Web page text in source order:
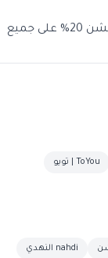
كوبون خصم نينجا كيتشن 20% على جميع
ToYou | تويو
nahdi النهدي